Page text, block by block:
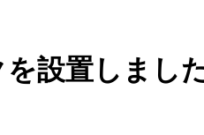
設置しまし